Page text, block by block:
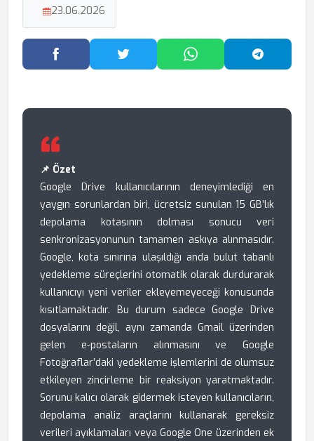
23.06.2026
Facebook'ta PaylaşTwitter'da PaylaşWhatsApp'ta Paylaş
📌 Özet
Google Drive kullanıcılarının deneyimlediği en
yaygın sorunlardan biri, ücretsiz sunulan 15 GB’lık
depolama kotasının dolması sonucu veri
senkronizasyonunun tamamen askıya alınmasıdır.
Google, kota sınırına ulaşıldığı anda bulut tabanlı
yedekleme süreçlerini otomatik olarak durdurarak
kullanıcıyı yeni veriler ekleyemeyeceği konusunda
kısıtlamaktadır. Bu durum sadece Google Drive
dosyalarını değil, aynı zamanda Gmail üzerinden
gelen e-postaların alınmasını ve Google
Fotoğraflar’daki yedekleme işlemlerini de olumsuz
etkileyen zincirleme bir reaksiyon yaratmaktadır.
Sorunu kalıcı olarak gidermek isteyen kullanıcıların,
depolama analiz araçlarını kullanarak gereksiz
verileri ayıklamaları veya Google One üzerinden ek